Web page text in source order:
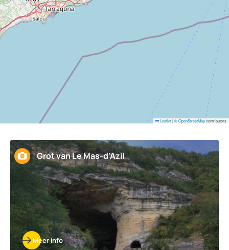
Grot van Le Mas-d’Azil
Meer info
Leaflet|©OpenStreetMapcontributors